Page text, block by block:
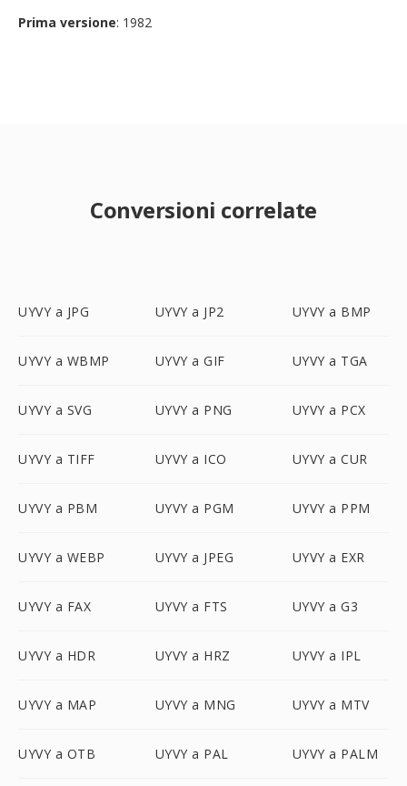
Prima versione: 1982
Conversioni correlate
UYVY a JPG UYVY a JP2 UYVY a BMP
UYVY a WBMP UYVY a GIF UYVY a TGA
UYVY a SVG UYVY a PNG UYVY a PCX
UYVY a TIFF UYVY a ICO UYVY a CUR
UYVY a PBM UYVY a PGM UYVY a PPM
UYVY a WEBP UYVY a JPEG UYVY a EXR
UYVY a FAX UYVY a FTS UYVY a G3
UYVY a HDR UYVY a HRZ UYVY a IPL
UYVY a MAP UYVY a MNG UYVY a MTV
UYVY a OTB UYVY a PAL UYVY a PALM